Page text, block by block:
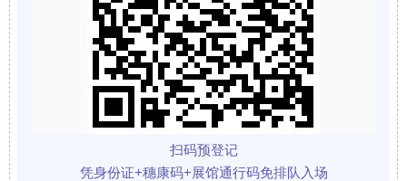
扫码预登记
凭身份证+穗康码+展馆通行码免排队入场